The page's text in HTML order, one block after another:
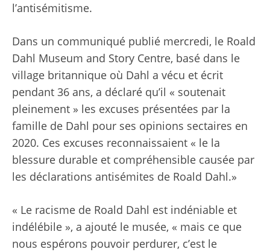
l’antisémitisme.
Dans un communiqué publié mercredi, le Roald
Dahl Museum and Story Centre, basé dans le
village britannique où Dahl a vécu et écrit
pendant 36 ans, a déclaré qu’il « soutenait
pleinement » les excuses présentées par la
famille de Dahl pour ses opinions sectaires en
2020. Ces excuses reconnaissaient « le la
blessure durable et compréhensible causée par
les déclarations antisémites de Roald Dahl.»
« Le racisme de Roald Dahl est indéniable et
indélébile », a ajouté le musée, « mais ce que
nous espérons pouvoir perdurer, c’est le